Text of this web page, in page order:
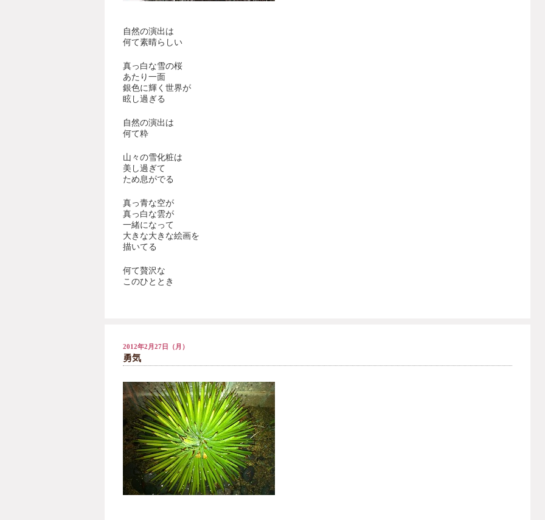
自然の演出は
何て素晴らしい
真っ白な雪の桜
あたり一面
銀色に輝く世界が
眩し過ぎる
自然の演出は
何て粋
山々の雪化粧は
美し過ぎて
ため息がでる
真っ青な空が
真っ白な雲が
一緒になって
大きな大きな絵画を
描いてる
何て贅沢な
このひととき
2012年2月27日（月）
勇気